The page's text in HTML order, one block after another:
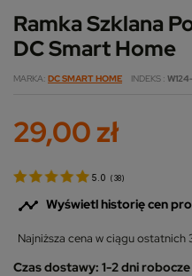
Ramka Szklana
DC Smart Home
MARKA DC SMART HOME INDEKS
29,00 zł
5.0 ( 38)
 Wyświetl historię cen
Najniższa cena w ciągu ostatnich
Czas dostawy: 1-2 dni robocze